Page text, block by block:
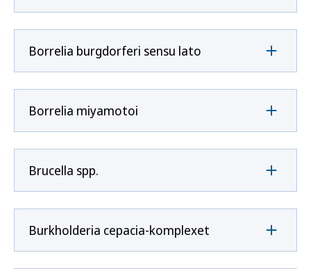
Borrelia burgdorferi sensu lato
Borrelia miyamotoi
Brucella spp.
Burkholderia cepacia-komplexet